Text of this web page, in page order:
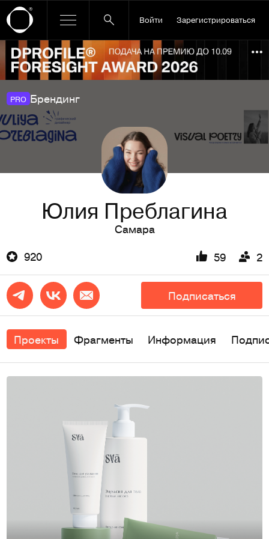
Войти Зарегистрироваться
Ссылка баннера
PRO Брендинг
Юлия Преблагина
Самара
920
59 2
Подписаться
Проекты Фрагменты Информация